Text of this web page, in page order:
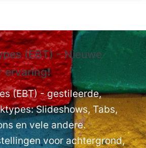
(EBT) - Nieuwe
(EBT) - gestileerde,
Slideshows, Tabs,
en vele andere.
voor achtergrond,